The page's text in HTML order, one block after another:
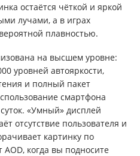
остаётся чёткой и яркой
лучами, а в играх
плавностью.
на высшем уровне:
уровней автояркости,
и полный пакет
смартфона
«Умный» дисплей
отсутствие пользователя и
картинку по
когда вы подносите